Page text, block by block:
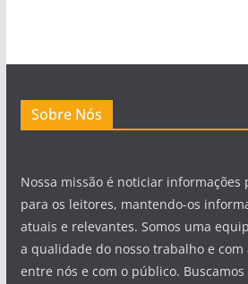
Sobre Nós
Nossa missão é noticiar informações
para os leitores, mantendo-os
atuais e relevantes. Somos uma
a qualidade do nosso trabalho e com
entre nós e com o público.